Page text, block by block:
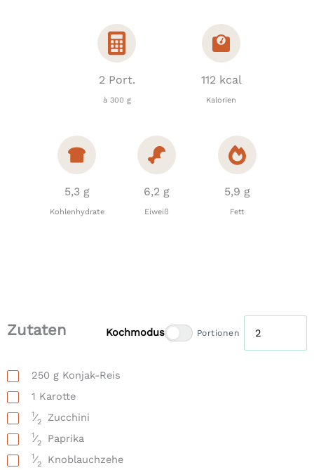
2 Port.
à 300 g
112 kcal
Kalorien
5,3 g
Kohlenhydrate
6,2 g
Eiweiß
5,9 g
Fett
Zutaten Kochmodus Portionen
250 g Konjak-Reis
1 Karotte
1⁄2 Zucchini
1⁄2 Paprika
1⁄2
Knoblauchzehe